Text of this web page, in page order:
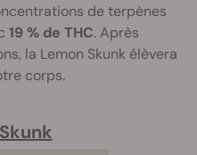
de terpènes
19 % de THC. Après
la Lemon Skunk élèvera
corps.